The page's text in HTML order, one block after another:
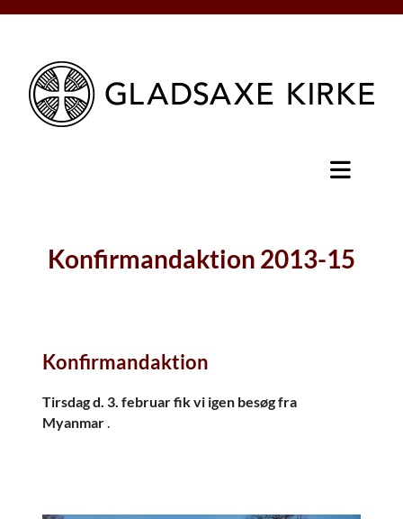
Konfirmandaktion 2013-15
Konfirmandaktion
Tirsdag d. 3. februar fik vi igen besøg fra
Myanmar.